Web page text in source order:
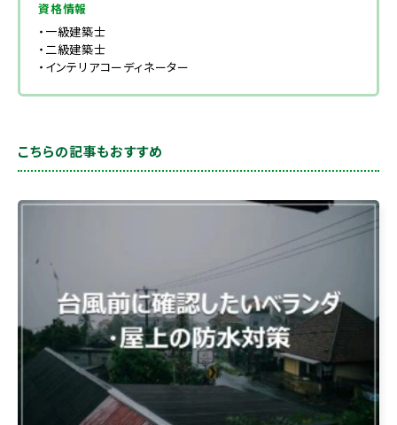
資格情報
・一級建築士
・二級建築士
・インテリアコーディネーター
こちらの記事もおすすめ